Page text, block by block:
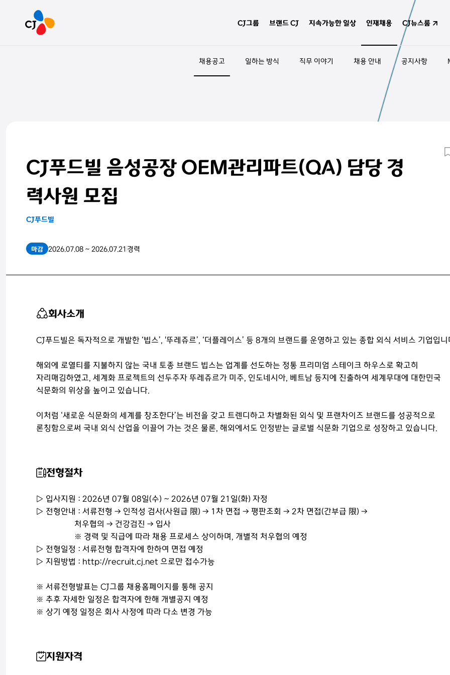
CJ그룹 브랜드 CJ 지속가능한 일상 인재채용
채용공고 일하는 방식 직무 이야기 채용 안내 공지사항
CJ뉴스룸
CJ푸드빌 음성공장 OEM관리파트(QA) 담당 경
력사원 모집
CJ푸드빌
마감 2026.07.08 ~ 2026.07.21 경력
회사소개
CJ푸드빌은 독자적으로 개발한 ‘빕스’, '뚜레쥬르’, ‘더플레이스’ 등 8개의 브랜드를 운영하고 있는 종합 외식 서비스 기업입
해외에 로열티를 지불하지 않는 국내 토종 브랜드 빕스는 업계를 선도하는 정통 프리미엄 스테이크 하우스로 확고히
자리매김하였고, 세계화 프로젝트의 선두주자 뚜레쥬르가 미주, 인도네시아, 베트남 등지에 진출하여 세계무대에 대한민국
식문화의 위상을 높이고 있습니다.
이처럼 ‘새로운 식문화의 세계를 창조한다’는 비전을 갖고 트렌디하고 차별화된 외식 및 프랜차이즈 브랜드를 성공적으로
론칭함으로써 국내 외식 산업을 이끌어 가는 것은 물론, 해외에서도 인정받는 글로벌 식문화 기업으로 성장하고 있습니다.
전형절차
▷ 입사지원 : 2026년 07월 08일(수) ~ 2026년 07월 21일(화) 자정
▷ 전형안내 : 서류전형 → 인적성 검사(사원급 限) → 1차 면접 → 평판조회 → 2차 면접(간부급 限) →
처우협의 → 건강검진 → 입사
※ 경력 및 직급에 따라 채용 프로세스 상이하며, 개별적 처우협의 예정
▷ 전형일정 : 서류전형 합격자에 한하여 면접 예정
▷ 지원방법 : http://recruit.cj.net 으로만 접수가능
※ 서류전형발표는 CJ그룹 채용홈페이지를 통해 공지
※ 추후 자세한 일정은 합격자에 한해 개별공지 예정
※ 상기 예정 일정은 회사 사정에 따라 다소 변경 가능
지원자격